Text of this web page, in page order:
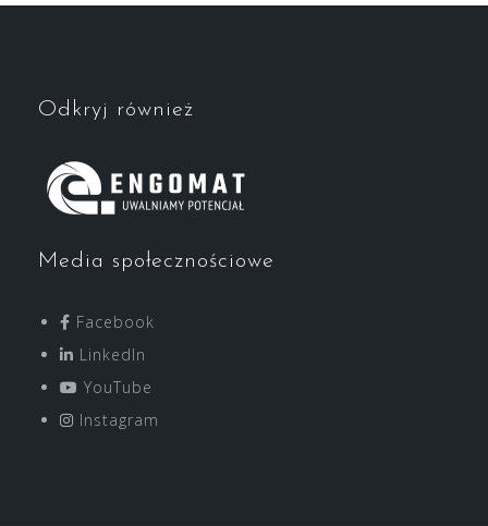
Odkryj również
Media społecznościowe
Facebook
LinkedIn
YouTube
Instagram